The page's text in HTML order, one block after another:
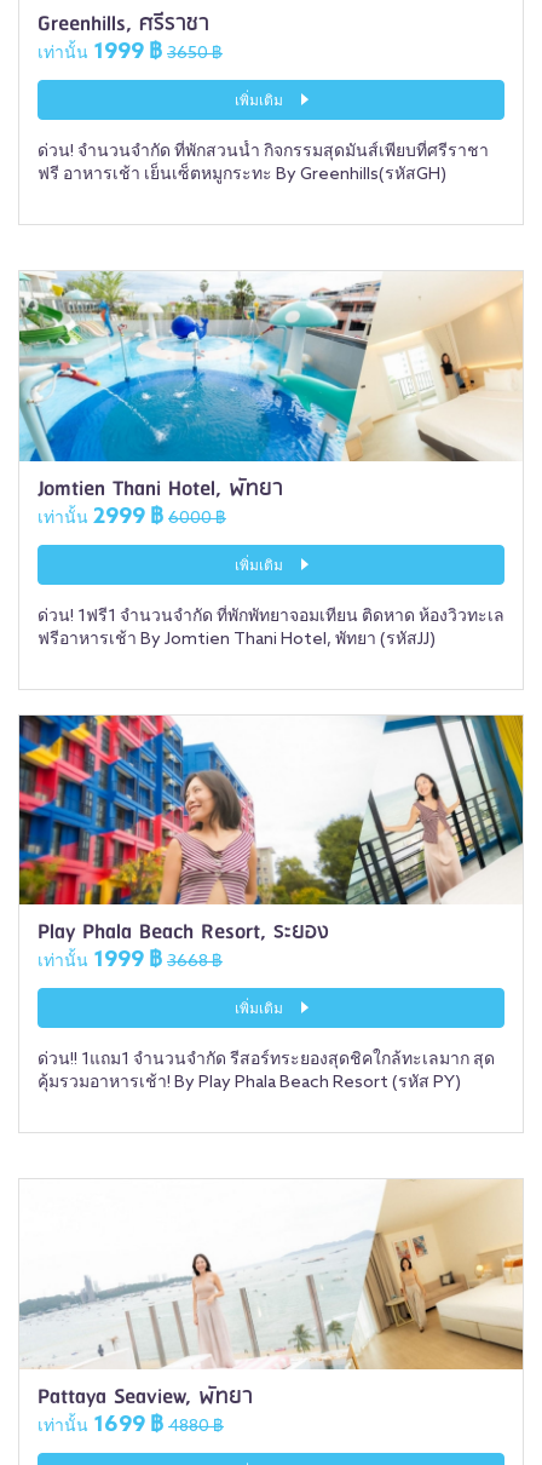
Greenhills, ศรีราชา
เท่านั้น 1999 ฿ 3650 ฿
เพิ่มเติม
ด่วน! จำนวนจำกัด ที่พักสวนน้ำ กิจกรรมสุดมันส์เพียบที่ศรีราชา
ฟรี อาหารเช้า เย็นเซ็ตหมูกระทะ By Greenhills(รหัสGH)
Jomtien Thani Hotel, พัทยา
เท่านั้น 2999 ฿ 6000 ฿
เพิ่มเติม
ด่วน! 1ฟรี1 จำนวนจำกัด ที่พักพัทยาจอมเทียน ติดหาด ห้องวิวทะเล
ฟรีอาหารเช้า By Jomtien Thani Hotel, พัทยา (รหัสJJ)
Play Phala Beach Resort, ระยอง
เท่านั้น 1999 ฿ 3668 ฿
เพิ่มเติม
ด่วน!! 1แถม1 จำนวนจำกัด รีสอร์ทระยองสุดชิคใกล้ทะเลมาก สุด
คุ้มรวมอาหารเช้า! By Play Phala Beach Resort (รหัส PY)
Pattaya Seaview, พัทยา
เท่านั้น 1699 ฿ 4880 ฿